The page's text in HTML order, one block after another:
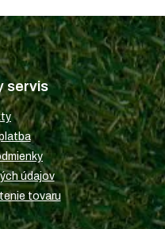
servis
údajov
tovaru